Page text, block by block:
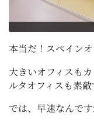
本当だ！スペイン
大きいオフィスも
ルタオフィスも素敵
では、早速なんで